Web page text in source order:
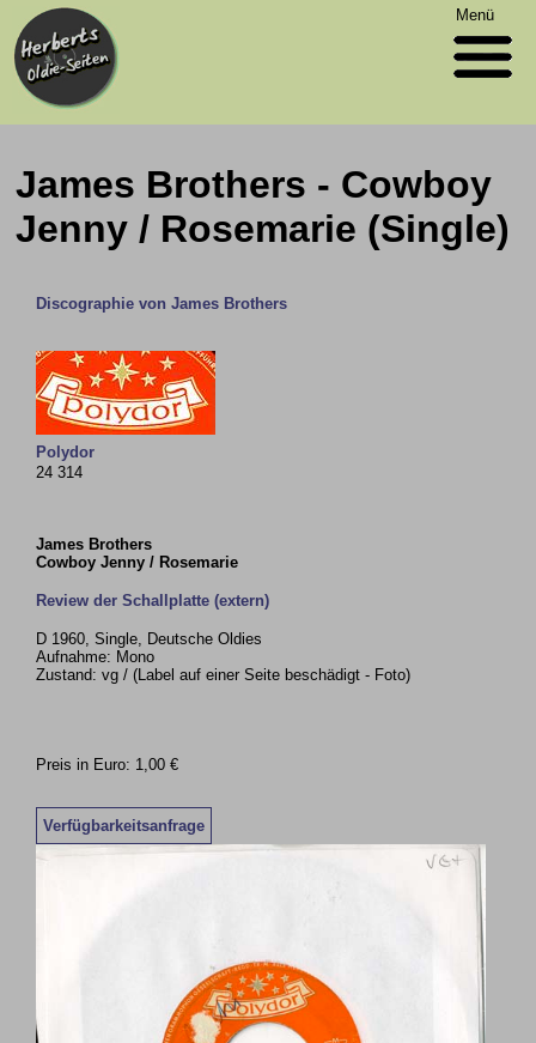
Menü
James Brothers - Cowboy
Jenny / Rosemarie (Single)
Discographie von James Brothers
Polydor
24 314
James Brothers
Cowboy Jenny / Rosemarie
Review der Schallplatte (extern)
D 1960, Single, Deutsche Oldies
Aufnahme: Mono
Zustand: vg / (Label auf einer Seite beschädigt - Foto)
Preis in Euro: 1,00 €
Verfügbarkeitsanfrage